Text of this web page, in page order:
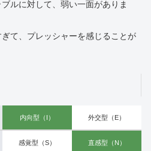
ルに対して、弱い一面がありま
て、プレッシャーを感じることが
内向型（I） 外交型（E）
感覚型（S） 直感型（N）